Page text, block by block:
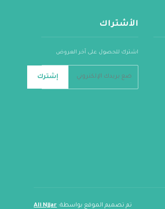
الأشتراك
اشترك للحصول على آخر العروض
إشترك
تم تصميم الموقع بواسطة: Ali Njjar